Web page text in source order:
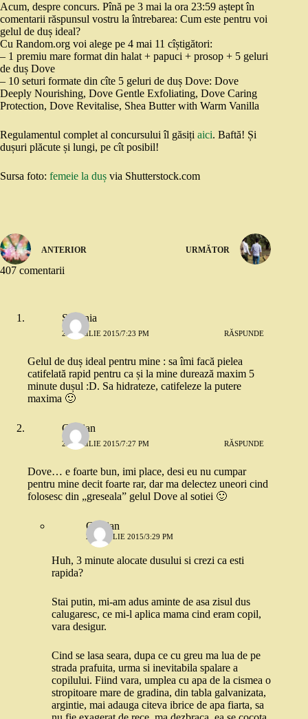
Acum, despre concurs. Pînă pe 3 mai la ora 23:59 aștept în
comentarii răspunsul vostru la întrebarea: Cum este pentru voi
gelul de duș ideal?
Cu Random.org voi alege pe 4 mai 11 cîștigători:
– 1 premiu mare format din halat + papuci + prosop + 5 geluri
de duș Dove
– 10 seturi formate din cîte 5 geluri de duș Dove: Dove
Deeply Nourishing, Dove Gentle Exfoliating, Dove Caring
Protection, Dove Revitalise, Shea Butter with Warm Vanilla
Regulamentul complet al concursului îl găsiți aici. Baftă! Și
dușuri plăcute și lungi, pe cît posibil!
Sursa foto: femeie la duș via Shutterstock.com
ANTERIOR URMĂTOR
407 comentarii
Ștefania
23 APRILIE 2015/7:23 PM RĂSPUNDE
Gelul de duș ideal pentru mine : sa îmi facă pielea
catifelată rapid pentru ca și la mine durează maxim 5
minute dușul :D. Sa hidrateze, catifeleze la putere
maxima 🙂
Cristian
23 APRILIE 2015/7:27 PM RĂSPUNDE
Dove… e foarte bun, imi place, desi eu nu cumpar
pentru mine decit foarte rar, dar ma delectez uneori cind
folosesc din „greseala” gelul Dove al sotiei 🙂
Cristian
24 APRILIE 2015/3:29 PM
Huh, 3 minute alocate dusului si crezi ca esti
rapida?
Stai putin, mi-am adus aminte de asa zisul dus
calugaresc, ce mi-l aplica mama cind eram copil,
vara desigur.
Cind se lasa seara, dupa ce cu greu ma lua de pe
strada prafuita, urma si inevitabila spalare a
copilului. Fiind vara, umplea cu apa de la cismea o
stropitoare mare de gradina, din tabla galvanizata,
argintie, mai adauga citeva ibrice de apa fiarta, sa